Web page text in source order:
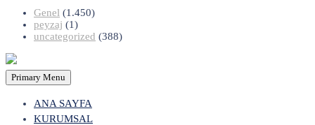
Genel (1.450)
peyzaj (1)
uncategorized (388)
Primary Menu
ANA SAYFA
KURUMSAL